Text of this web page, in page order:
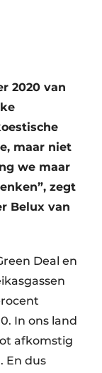
2020 van
maar niet
we maar
zegt
Belux van
Deal en
In ons land
afkomstig
En dus